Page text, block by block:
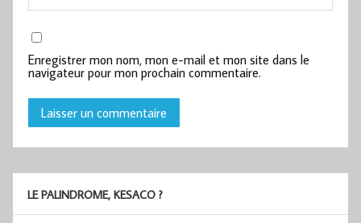
Enregistrer mon nom, mon e-mail et mon site dans le
navigateur pour mon prochain commentaire.
LE PALINDROME, KESACO ?